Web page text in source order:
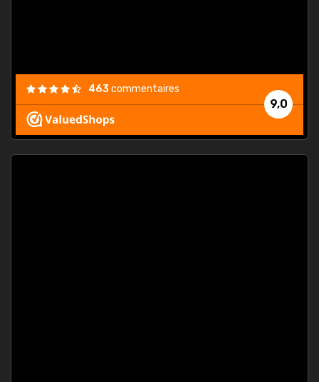
9,0
463commentaires